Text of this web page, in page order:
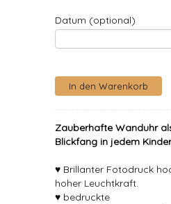
Datum (optional)
Zauberhafte Wanduhr
Blickfang in jedem
♥ Brillanter Fotodruck
hoher Leuchtkraft.
♥ bedruckte